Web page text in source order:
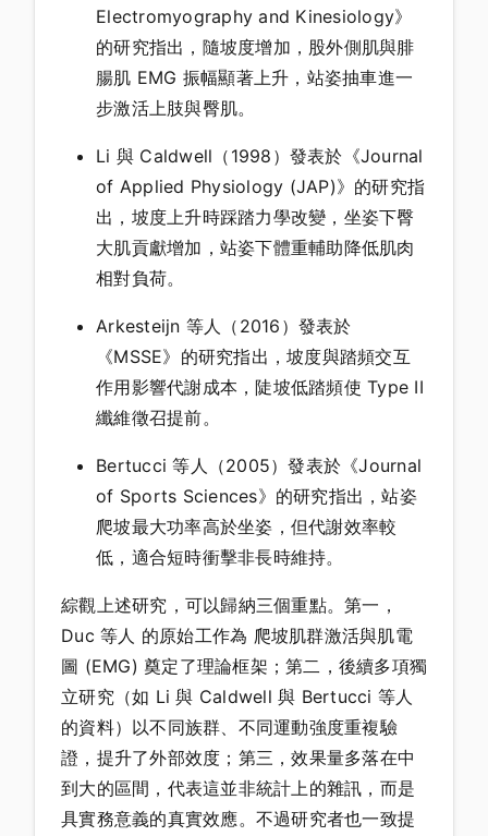
Electromyography and Kinesiology》
的研究指出，隨坡度增加，股外側肌與腓
腸肌 EMG 振幅顯著上升，站姿抽車進一
步激活上肢與臀肌。
Li 與 Caldwell（1998）發表於《Journal
of Applied Physiology (JAP)》的研究指
出，坡度上升時踩踏力學改變，坐姿下臀
大肌貢獻增加，站姿下體重輔助降低肌肉
相對負荷。
Arkesteijn 等人（2016）發表於
《MSSE》的研究指出，坡度與踏頻交互
作用影響代謝成本，陡坡低踏頻使 Type II
纖維徵召提前。
Bertucci 等人（2005）發表於《Journal
of Sports Sciences》的研究指出，站姿
爬坡最大功率高於坐姿，但代謝效率較
低，適合短時衝擊非長時維持。
綜觀上述研究，可以歸納三個重點。第一，
Duc 等人 的原始工作為 爬坡肌群激活與肌電
圖 (EMG) 奠定了理論框架；第二，後續多項獨
立研究（如 Li 與 Caldwell 與 Bertucci 等人
的資料）以不同族群、不同運動強度重複驗
證，提升了外部效度；第三，效果量多落在中
到大的區間，代表這並非統計上的雜訊，而是
具實務意義的真實效應。不過研究者也一致提